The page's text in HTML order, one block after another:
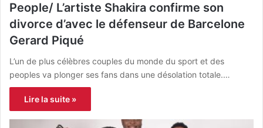
People/ L’artiste Shakira confirme son
divorce d’avec le défenseur de Barcelone
Gerard Piqué
L’un de plus célèbres couples du monde du sport et des
peoples va plonger ses fans dans une désolation totale.…
Lire la suite »